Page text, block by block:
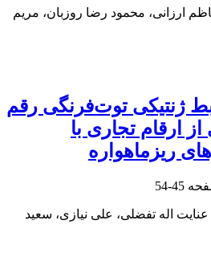
ارزانی، محمود رضا روزبان، مریم
ژنتیکی توت‌فرنگی رقم
ارقام تجاری‌ با
ریز‏ماهواره
45-54
اله تفضلی، علی نیازی، سعید